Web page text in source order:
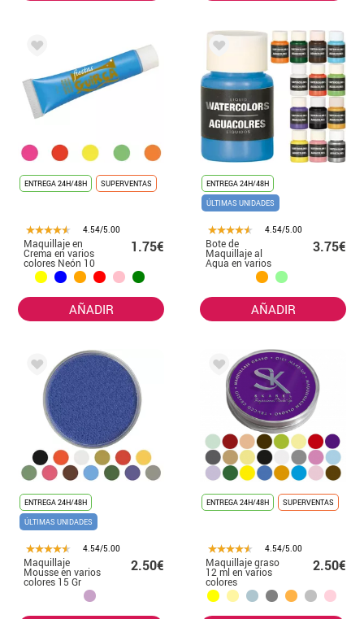
ENTREGA 24H/48H SUPERVENTAS
4.54/5.00
Maquillaje en
Crema en varios
colores Neón 10
1.75€
AÑADIR
ENTREGA 24H/48H
ÚLTIMAS UNIDADES
4.54/5.00
Bote de
Maquillaje al
Agua en varios
colores 28 ml
3.75€
AÑADIR
ENTREGA 24H/48H
ÚLTIMAS UNIDADES
4.54/5.00
Maquillaje
Mousse en varios
colores 15 Gr
2.50€
ENTREGA 24H/48H SUPERVENTAS
4.54/5.00
Maquillaje graso
12 ml en varios
colores
2.50€